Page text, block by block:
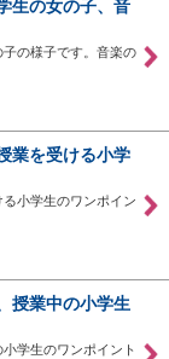
生の女の子、音
の様子です。音楽の
業を受ける小学
小学生のワンポイン
授業中の小学生
学生のワンポイント